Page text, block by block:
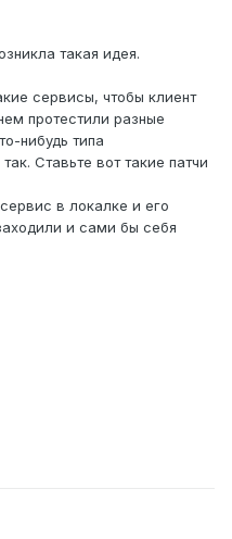
такая идея.
сервисы, чтобы клиент
протестили разные
нибудь типа
Ставьте вот такие патчи
в локалке и его
и сами бы себя